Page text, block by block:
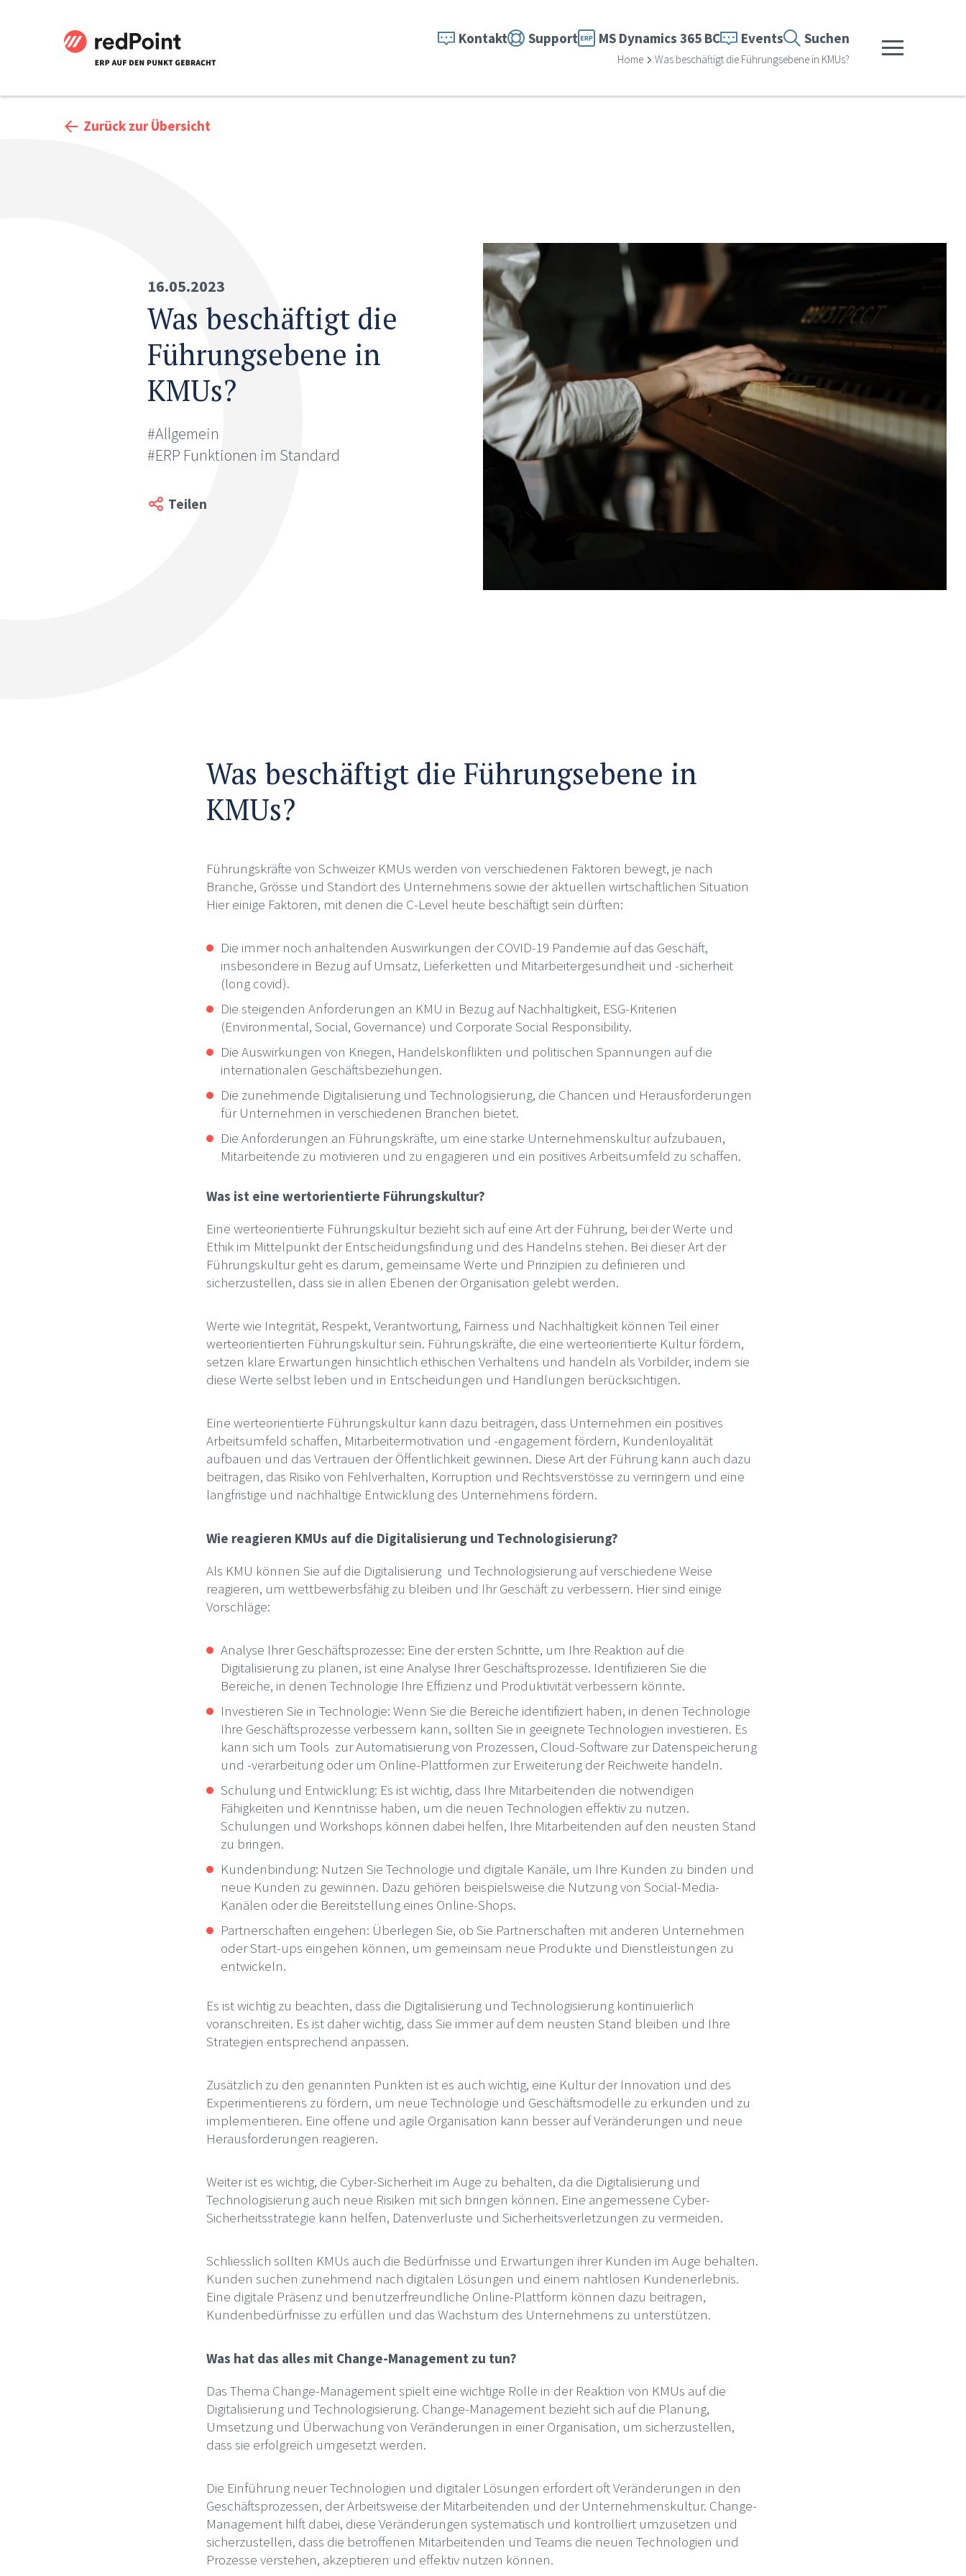
Kontakt Support MS Dynamics 365 BC Events Suchen
Home Was beschäftigt die Führungsebene in KMUs? Menü
Zurück zur Übersicht
16.05.2023
Was beschäftigt die
Führungsebene in
KMUs?
#Allgemein
#ERP Funktionen im Standard
Teilen
Was beschäftigt die Führungsebene in
KMUs?
Führungskräfte von Schweizer KMUs werden von verschiedenen Faktoren bewegt, je nach
Branche, Grösse und Standort des Unternehmens sowie der aktuellen wirtschaftlichen Situation
Hier einige Faktoren, mit denen die C-Level heute beschäftigt sein dürften:
Die immer noch anhaltenden Auswirkungen der COVID-19 Pandemie auf das Geschäft,
insbesondere in Bezug auf Umsatz, Lieferketten und Mitarbeitergesundheit und -sicherheit
(long covid).
Die steigenden Anforderungen an KMU in Bezug auf Nachhaltigkeit, ESG-Kriterien
(Environmental, Social, Governance) und Corporate Social Responsibility.
Die Auswirkungen von Kriegen, Handelskonflikten und politischen Spannungen auf die
internationalen Geschäftsbeziehungen.
Die zunehmende Digitalisierung und Technologisierung, die Chancen und Herausforderungen
für Unternehmen in verschiedenen Branchen bietet.
Die Anforderungen an Führungskräfte, um eine starke Unternehmenskultur aufzubauen,
Mitarbeitende zu motivieren und zu engagieren und ein positives Arbeitsumfeld zu schaffen.
Was ist eine wertorientierte Führungskultur?
Eine werteorientierte Führungskultur bezieht sich auf eine Art der Führung, bei der Werte und
Ethik im Mittelpunkt der Entscheidungsfindung und des Handelns stehen. Bei dieser Art der
Führungskultur geht es darum, gemeinsame Werte und Prinzipien zu definieren und
sicherzustellen, dass sie in allen Ebenen der Organisation gelebt werden.
Werte wie Integrität, Respekt, Verantwortung, Fairness und Nachhaltigkeit können Teil einer
werteorientierten Führungskultur sein. Führungskräfte, die eine werteorientierte Kultur fördern,
setzen klare Erwartungen hinsichtlich ethischen Verhaltens und handeln als Vorbilder, indem sie
diese Werte selbst leben und in Entscheidungen und Handlungen berücksichtigen.
Eine werteorientierte Führungskultur kann dazu beitragen, dass Unternehmen ein positives
Arbeitsumfeld schaffen, Mitarbeitermotivation und -engagement fördern, Kundenloyalität
aufbauen und das Vertrauen der Öffentlichkeit gewinnen. Diese Art der Führung kann auch dazu
beitragen, das Risiko von Fehlverhalten, Korruption und Rechtsverstösse zu verringern und eine
langfristige und nachhaltige Entwicklung des Unternehmens fördern.
Wie reagieren KMUs auf die Digitalisierung und Technologisierung?
Als KMU können Sie auf die Digitalisierung und Technologisierung auf verschiedene Weise
reagieren, um wettbewerbsfähig zu bleiben und Ihr Geschäft zu verbessern. Hier sind einige
Vorschläge:
Analyse Ihrer Geschäftsprozesse: Eine der ersten Schritte, um Ihre Reaktion auf die
Digitalisierung zu planen, ist eine Analyse Ihrer Geschäftsprozesse. Identifizieren Sie die
Bereiche, in denen Technologie Ihre Effizienz und Produktivität verbessern könnte.
Investieren Sie in Technologie: Wenn Sie die Bereiche identifiziert haben, in denen Technologie
Ihre Geschäftsprozesse verbessern kann, sollten Sie in geeignete Technologien investieren. Es
kann sich um Tools zur Automatisierung von Prozessen, Cloud-Software zur Datenspeicherung
und -verarbeitung oder um Online-Plattformen zur Erweiterung der Reichweite handeln.
Schulung und Entwicklung: Es ist wichtig, dass Ihre Mitarbeitenden die notwendigen
Fähigkeiten und Kenntnisse haben, um die neuen Technologien effektiv zu nutzen.
Schulungen und Workshops können dabei helfen, Ihre Mitarbeitenden auf den neusten Stand
zu bringen.
Kundenbindung: Nutzen Sie Technologie und digitale Kanäle, um Ihre Kunden zu binden und
neue Kunden zu gewinnen. Dazu gehören beispielsweise die Nutzung von Social-Media-
Kanälen oder die Bereitstellung eines Online-Shops.
Partnerschaften eingehen: Überlegen Sie, ob Sie Partnerschaften mit anderen Unternehmen
oder Start-ups eingehen können, um gemeinsam neue Produkte und Dienstleistungen zu
entwickeln.
Es ist wichtig zu beachten, dass die Digitalisierung und Technologisierung kontinuierlich
voranschreiten. Es ist daher wichtig, dass Sie immer auf dem neusten Stand bleiben und Ihre
Strategien entsprechend anpassen.
Zusätzlich zu den genannten Punkten ist es auch wichtig, eine Kultur der Innovation und des
Experimentierens zu fördern, um neue Technologie und Geschäftsmodelle zu erkunden und zu
implementieren. Eine offene und agile Organisation kann besser auf Veränderungen und neue
Herausforderungen reagieren.
Weiter ist es wichtig, die Cyber-Sicherheit im Auge zu behalten, da die Digitalisierung und
Technologisierung auch neue Risiken mit sich bringen können. Eine angemessene Cyber-
Sicherheitsstrategie kann helfen, Datenverluste und Sicherheitsverletzungen zu vermeiden.
Schliesslich sollten KMUs auch die Bedürfnisse und Erwartungen ihrer Kunden im Auge behalten.
Kunden suchen zunehmend nach digitalen Lösungen und einem nahtlosen Kundenerlebnis.
Eine digitale Präsenz und benutzerfreundliche Online-Plattform können dazu beitragen,
Kundenbedürfnisse zu erfüllen und das Wachstum des Unternehmens zu unterstützen.
Was hat das alles mit Change-Management zu tun?
Das Thema Change-Management spielt eine wichtige Rolle in der Reaktion von KMUs auf die
Digitalisierung und Technologisierung. Change-Management bezieht sich auf die Planung,
Umsetzung und Überwachung von Veränderungen in einer Organisation, um sicherzustellen,
dass sie erfolgreich umgesetzt werden.
Die Einführung neuer Technologien und digitaler Lösungen erfordert oft Veränderungen in den
Geschäftsprozessen, der Arbeitsweise der Mitarbeitenden und der Unternehmenskultur. Change-
Management hilft dabei, diese Veränderungen systematisch und kontrolliert umzusetzen und
sicherzustellen, dass die betroffenen Mitarbeitenden und Teams die neuen Technologien und
Prozesse verstehen, akzeptieren und effektiv nutzen können.